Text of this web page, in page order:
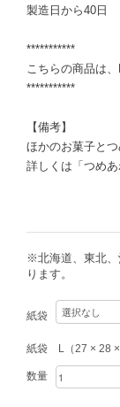
製造日から40日
***********
こちらの商品は
***********
【備考】
ほかのお菓子とつ
詳しくは「つめあ
※北海道、東北、
ります。
紙袋
紙袋 L（27 × 28 ×
数量